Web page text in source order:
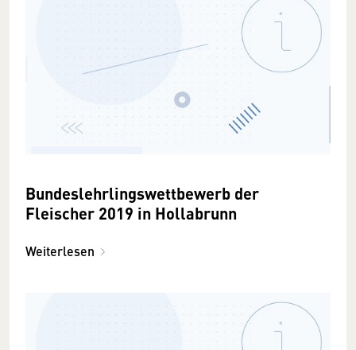
Bundeslehrlingswettbewerb der
Fleischer 2019 in Hollabrunn
Weiterlesen